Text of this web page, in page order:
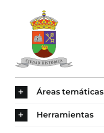
contenido
Áreas temáticas
Herramientas